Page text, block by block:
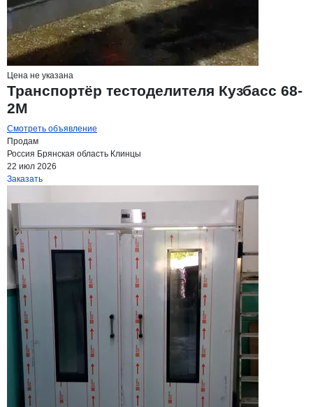
Цена не указана
Транспортёр тестоделителя Кузбасс 68-
2М
Смотреть объявление
Продам
Россия Брянская область Клинцы
22 июл 2026
Заказать